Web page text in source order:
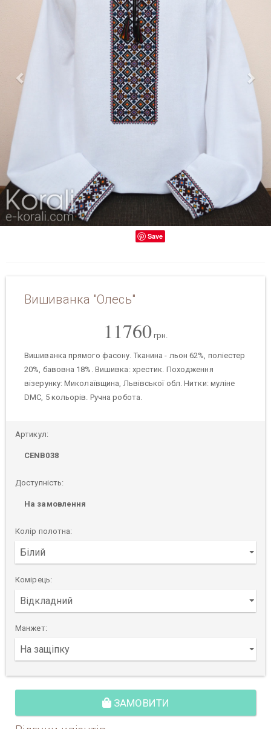
Save
Вишиванка "Олесь"
11760 грн.
Вишиванка прямого фасону. Тканина - льон 62%, поліестер
20%, бавовна 18%. Вишивка: хрестик. Походження
візерунку: Миколаївщина, Львівської обл. Нитки: муліне
DMC, 5 кольорів. Ручна робота.
Артикул:
CENB038
Доступність:
На замовлення
Колір полотна:
Комірець:
Манжет:
ЗАМОВИТИ